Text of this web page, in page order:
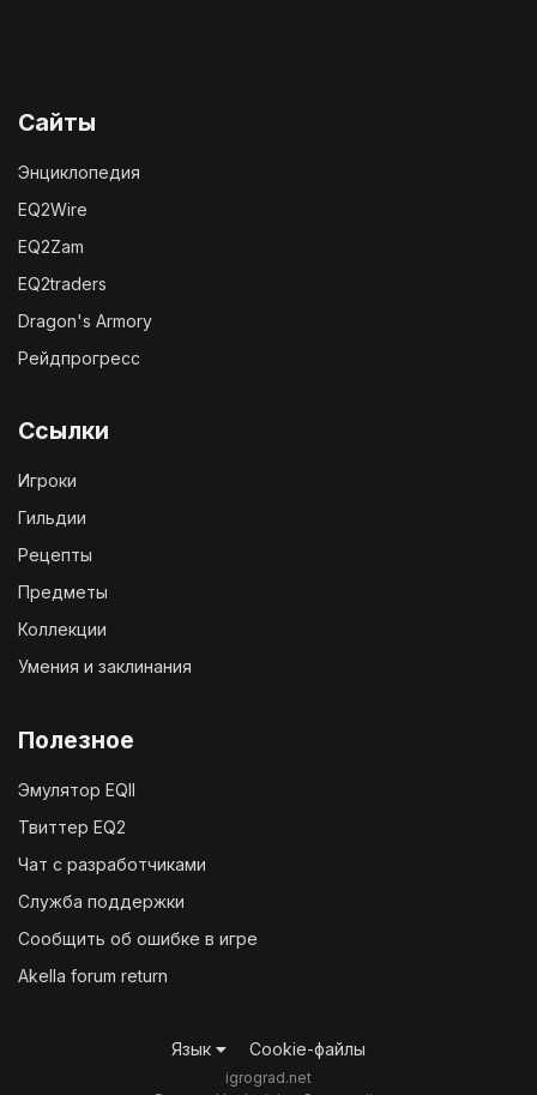
Сайты
Энциклопедия
EQ2Wire
EQ2Zam
EQ2traders
Dragon's Armory
Рейдпрогресс
Ссылки
Игроки
Гильдии
Рецепты
Предметы
Коллекции
Умения и заклинания
Полезное
Эмулятор EQII
Твиттер EQ2
Чат с разработчиками
Служба поддержки
Сообщить об ошибке в игре
Akella forum return
Язык Cookie-файлы
igrograd.net